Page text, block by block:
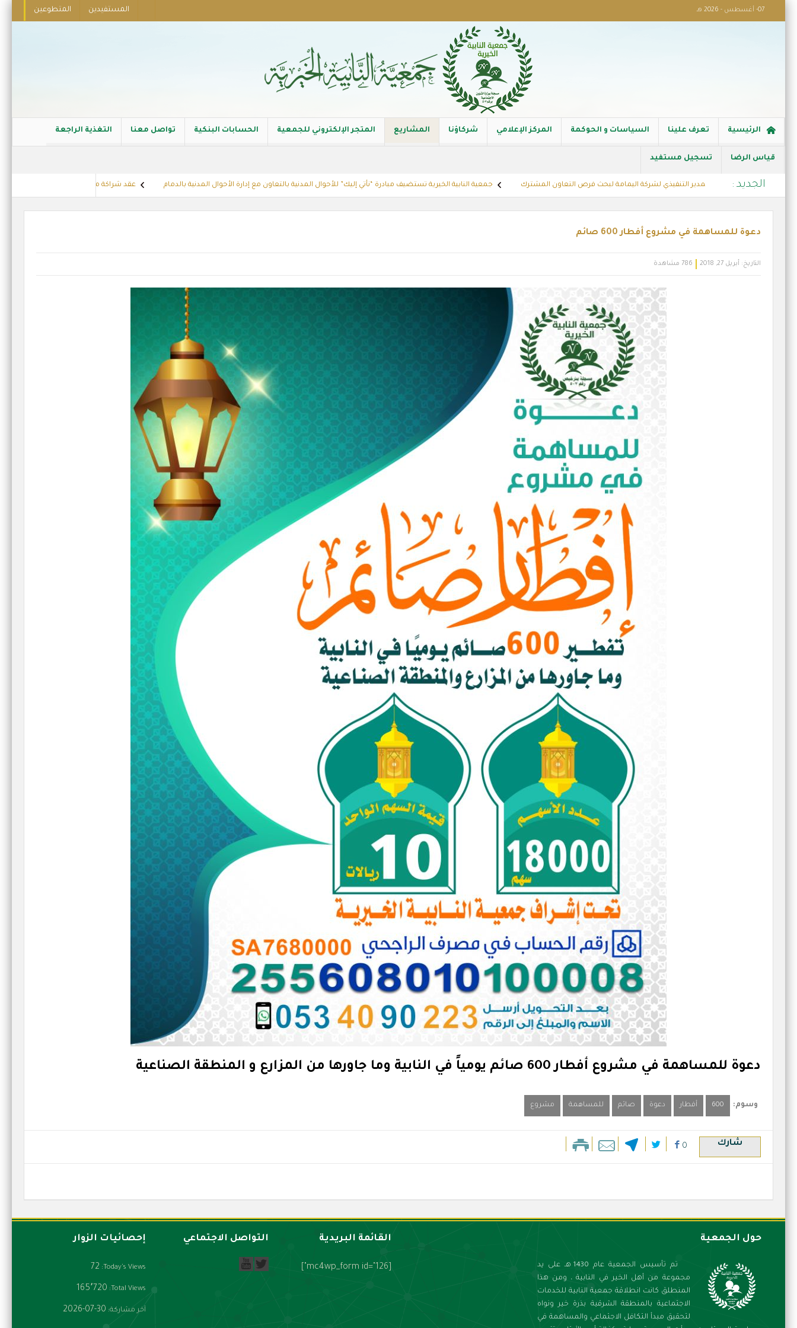
07- أغسطس - 2026 هـ المستفيدين المتطوعين
الرئيسية تعرف علينا السياسات و الحوكمة المركز الإعلامي شركاؤنا المشاريع المتجر الإلكتروني للجمعية الحسابات البنكية تواصل معنا التغذية الراجعة
قياس الرضا تسجيل مستفيد
الجديد :
الخيرية تستقبل المدير التنفيذي لشركة اليمامة لبحث فرص التعاون المشترك جمعية النابية الخيرية تستضيف مبادرة “نأتي إليك” للأحوال المدنية بالتعاون مع إدارة الأحوال المدنية بالدمام عقد شراكة مع الشركة العربية للجلفنة
دعوة للمساهمة في مشروع أفطار 600 صائم
التاريخ: أبريل 27, 2018 786 مشاهدة
دعوة للمساهمة في مشروع أفطار 600 صائم يومياً في النابية وما جاورها من المزارع و المنطقة الصناعية
وسوم: 600 أفطار دعوة صائم للمساهمة مشروع
شارك 0
حول الجمعية
تم تأسيس الجمعية عام 1430 هـ على يد
مجموعة من أهل الخير في النابية ، ومن هذا
المنطلق كانت انطلاقة جمعية النابية للخدمات
الاجتماعية بالمنطقة الشرقية بذرة خير ونواه
لتحقيق مبدأ التكافل الاجتماعي والمساهمة في
القائمة البريدية التواصل الاجتماعي إحصائيات الزوار
Today's Views:
72
Total Views: 165٬720
آخر مشاركة: 2026-07-30